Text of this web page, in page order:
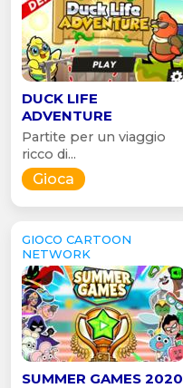
DUCK LIFE
ADVENTURE
Partite per un viaggio
ricco di...
Gioca
GIOCO CARTOON
NETWORK
SUMMER GAMES 2020